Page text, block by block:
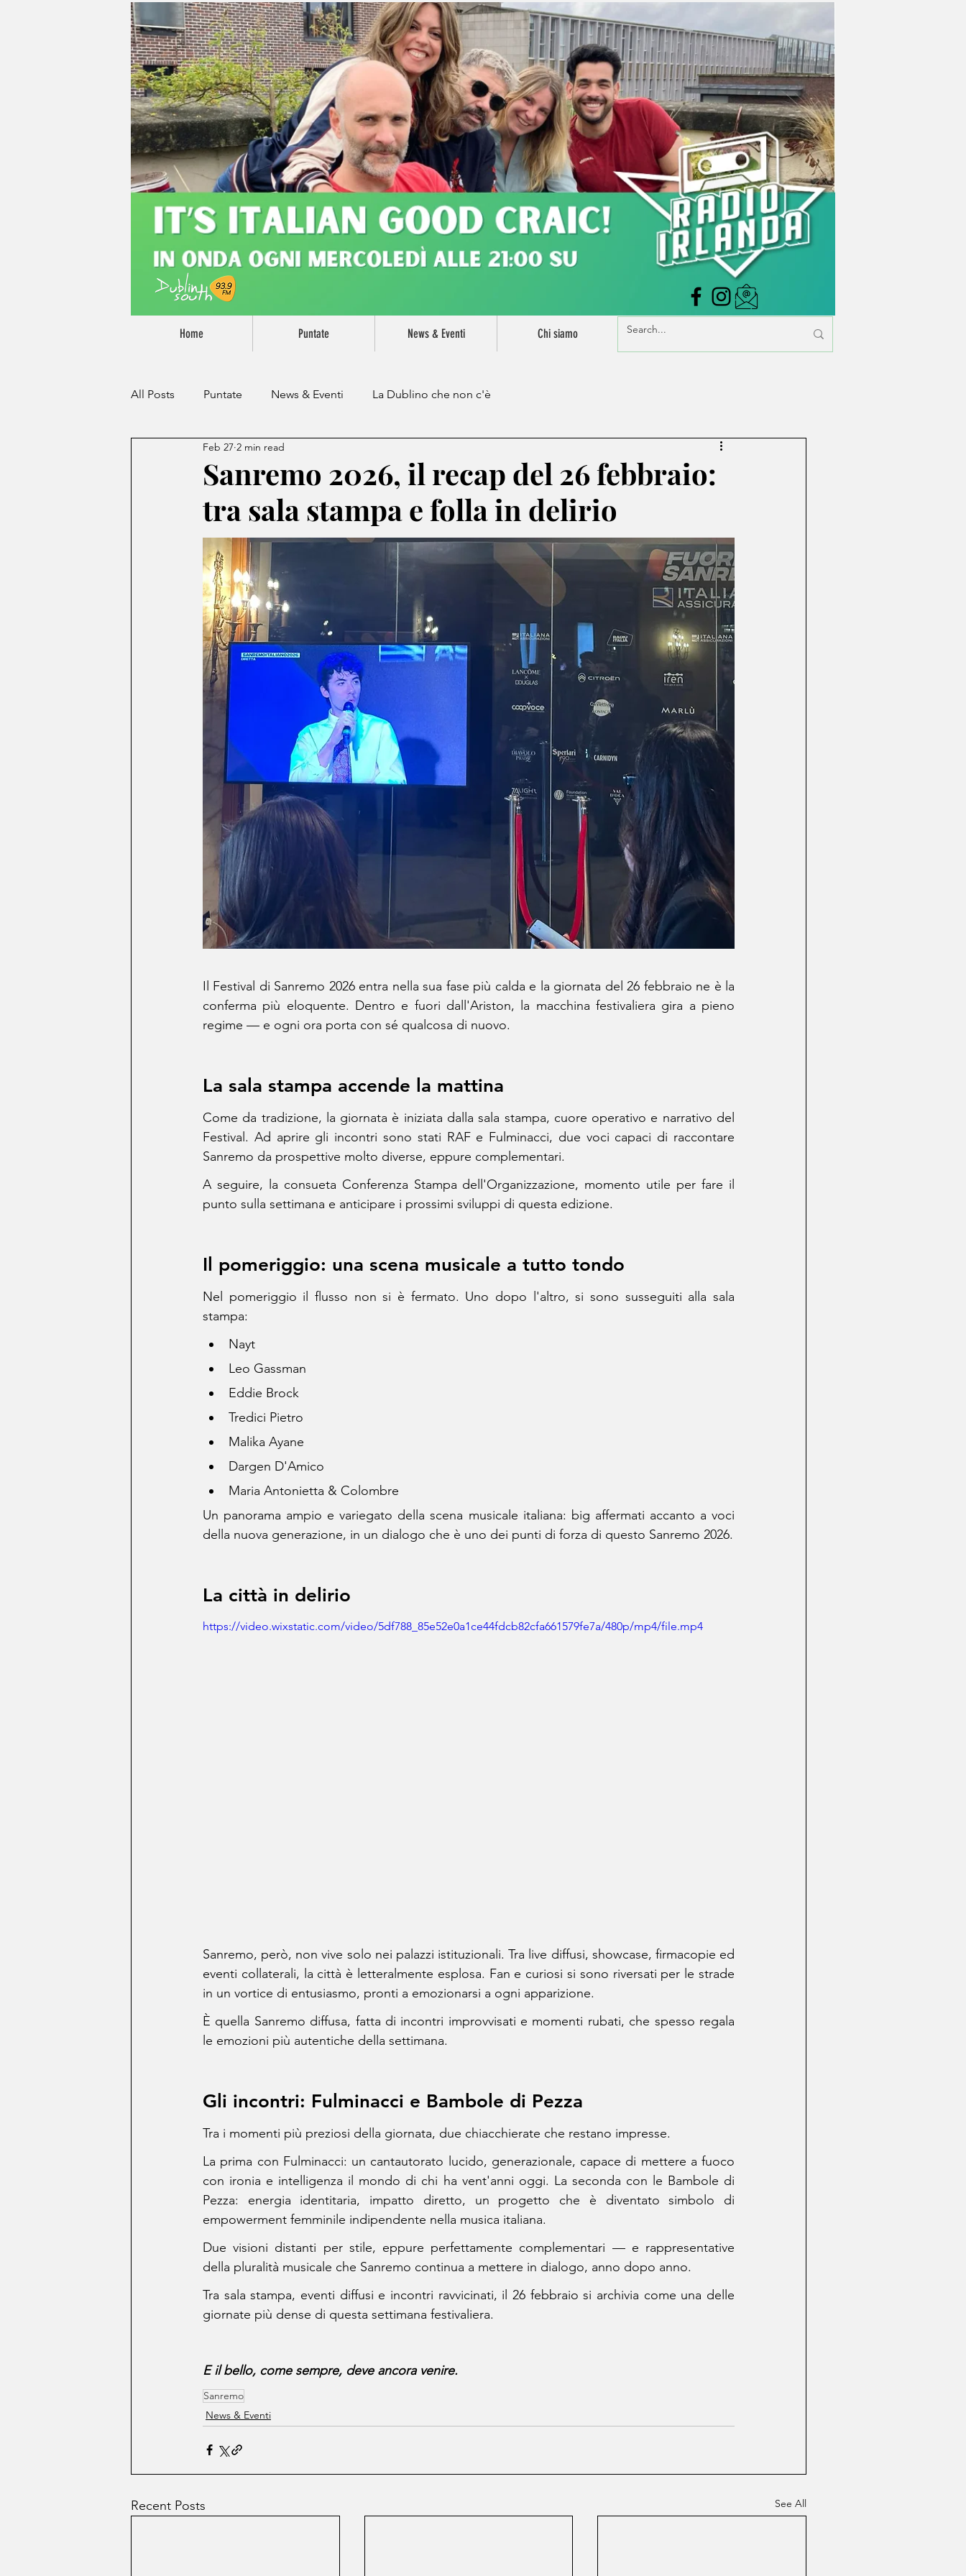
Home Puntate News & Eventi Chi siamo
All Posts Puntate News & Eventi La Dublino che non c'è
Sanremo 2026, il recap del 26 febbraio:
tra sala stampa e folla in delirio
Feb 27 2 min read
Il Festival di Sanremo 2026 entra nella sua fase più calda e la giornata del 26 febbraio ne è la
conferma più eloquente. Dentro e fuori dall'Ariston, la macchina festivaliera gira a pieno
regime — e ogni ora porta con sé qualcosa di nuovo.
La sala stampa accende la mattina
Come da tradizione, la giornata è iniziata dalla sala stampa, cuore operativo e narrativo del
Festival. Ad aprire gli incontri sono stati RAF e Fulminacci, due voci capaci di raccontare
Sanremo da prospettive molto diverse, eppure complementari.
A seguire, la consueta Conferenza Stampa dell'Organizzazione, momento utile per fare il
punto sulla settimana e anticipare i prossimi sviluppi di questa edizione.
Il pomeriggio: una scena musicale a tutto tondo
Nel pomeriggio il flusso non si è fermato. Uno dopo l'altro, si sono susseguiti alla sala
stampa:
Nayt
Leo Gassman
Eddie Brock
Tredici Pietro
Malika Ayane
Dargen D'Amico
Maria Antonietta & Colombre
Un panorama ampio e variegato della scena musicale italiana: big affermati accanto a voci
della nuova generazione, in un dialogo che è uno dei punti di forza di questo Sanremo 2026.
La città in delirio
https://video.wixstatic.com/video/5df788_85e52e0a1ce44fdcb82cfa661579fe7a/480p/mp4/file.mp4
Sanremo, però, non vive solo nei palazzi istituzionali. Tra live diffusi, showcase, firmacopie ed
eventi collaterali, la città è letteralmente esplosa. Fan e curiosi si sono riversati per le strade
in un vortice di entusiasmo, pronti a emozionarsi a ogni apparizione.
È quella Sanremo diffusa, fatta di incontri improvvisati e momenti rubati, che spesso regala
le emozioni più autentiche della settimana.
Gli incontri: Fulminacci e Bambole di Pezza
Tra i momenti più preziosi della giornata, due chiacchierate che restano impresse.
La prima con Fulminacci: un cantautorato lucido, generazionale, capace di mettere a fuoco
con ironia e intelligenza il mondo di chi ha vent'anni oggi. La seconda con le Bambole di
Pezza: energia identitaria, impatto diretto, un progetto che è diventato simbolo di
empowerment femminile indipendente nella musica italiana.
Due visioni distanti per stile, eppure perfettamente complementari — e rappresentative
della pluralità musicale che Sanremo continua a mettere in dialogo, anno dopo anno.
Tra sala stampa, eventi diffusi e incontri ravvicinati, il 26 febbraio si archivia come una delle
giornate più dense di questa settimana festivaliera.
E il bello, come sempre, deve ancora venire.
Sanremo
News & Eventi
Recent Posts See All